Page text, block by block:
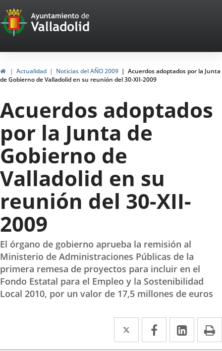
Portal
Web
del
Ayuntamiento
de
Valladolid
HomeActualidad Noticias del AÑO 2009
Acuerdos adoptados por la Junta
de Gobierno de Valladolid en su reunión del 30-XII-2009
Acuerdos adoptados
por la Junta de
Gobierno de
Valladolid en su
reunión del 30-XII-
2009
El órgano de gobierno aprueba la remisión al
Ministerio de Administraciones Públicas de la
primera remesa de proyectos para incluir en el
Fondo Estatal para el Empleo y la Sostenibilidad
Local 2010, por un valor de 17,5 millones de euros
Twitter
Enlace
a
Facebook
Enlace
a
Enlace
a